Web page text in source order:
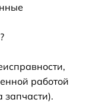
работой